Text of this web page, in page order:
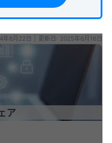
年8月22日 更新日: 2025年6月16日
ア